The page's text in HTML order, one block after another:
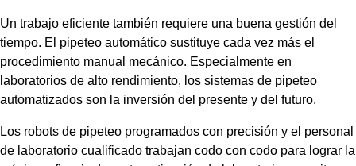
Un trabajo eficiente también requiere una buena gestión del
tiempo. El pipeteo automático sustituye cada vez más el
procedimiento manual mecánico. Especialmente en
laboratorios de alto rendimiento, los sistemas de pipeteo
automatizados son la inversión del presente y del futuro.
Los robots de pipeteo programados con precisión y el personal
de laboratorio cualificado trabajan codo con codo para lograr la